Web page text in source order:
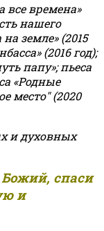
все времена»
нашего
земле» (2015
(2016 год);
папу»; пьеса
«Родные
место" (2020
и духовных
спаси
и